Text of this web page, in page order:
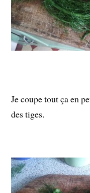
Je coupe tout ça en
des tiges.